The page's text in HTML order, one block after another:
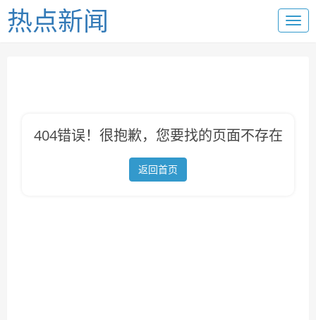
热点新闻
404错误！很抱歉，您要找的页面不存在
返回首页